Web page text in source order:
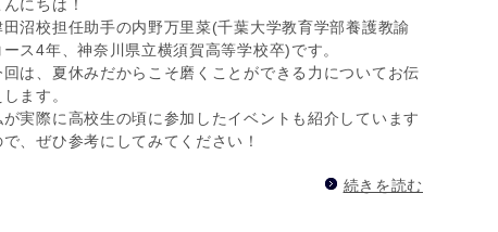
んにちは！
田沼校担任助手の内野万里菜(千葉大学教育学部養護教諭
ース4年、神奈川県立横須賀高等学校卒)です。
回は、夏休みだからこそ磨くことができる力についてお伝
ます。
が実際に高校生の頃に参加したイベントも紹介しています
で、ぜひ参考にしてみてください！
続きを読む